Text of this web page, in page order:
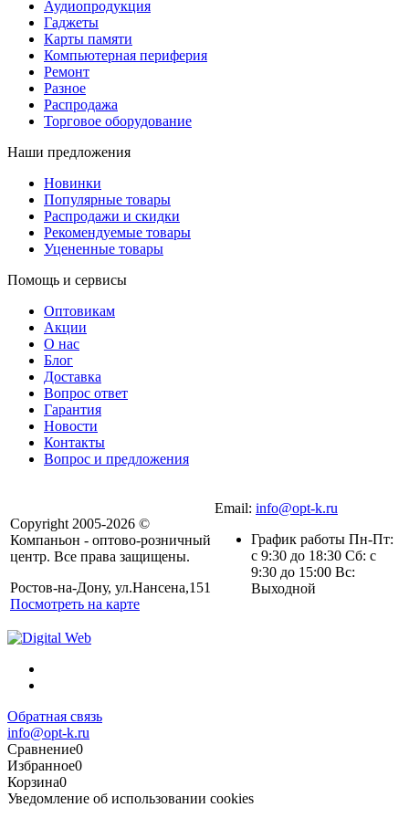
Аудиопродукция
Гаджеты
Карты памяти
Компьютерная периферия
Ремонт
Разное
Распродажа
Торговое оборудование
Наши предложения
Новинки
Популярные товары
Распродажи и скидки
Рекомендуемые товары
Уцененные товары
Помощь и сервисы
Оптовикам
Акции
О нас
Блог
Доставка
Вопрос ответ
Гарантия
Новости
Контакты
Вопрос и предложения
Copyright 2005-2026 ©
Компаньон - оптово-розничный
центр. Все права защищены.
Ростов-на-Дону, ул.Нансена,151
Посмотреть на карте
Email: info@opt-k.ru
График работы Пн-Пт:
с 9:30 до 18:30 Сб: с
9:30 до 15:00 Вс:
Выходной
Обратная связь
info@opt-k.ru
Сравнение0
Избранное0
Корзина0
Уведомление об использовании cookies